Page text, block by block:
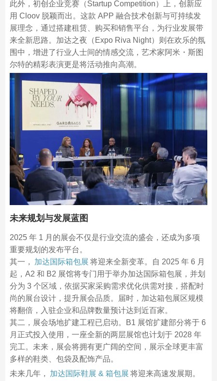
此外，初创企业竞赛（Startup Competition）上，创新应
用 Cloov 脱颖而出。这款 APP 融合技术创新与可持续发
展理念，通过搭建租赁、购买和销售平台，为行业发展带
来全新思路。加达之夜（Expo Riva Night）则在欢乐的氛
围中，增进了行业人士间的情感交流，艺术家阿米・斯图
尔特的精彩表演更是将活动推向高潮。
未来规划与发展蓝图
2025 年 1 月的展会不仅是行业交流的盛会，还成为多项
重要规划的发布平台。
其一，
加达国际箱包展 将迎来全新变革。自 2025 年 6 月
起，A2 和 B2 展馆将专门用于举办加达国际箱包展，并划
分为 3 个区域，依据买家采购需求优化供需对接，搭配时
尚的展台设计，提升展会品质。届时，加达箱包展区规模
将翻倍，入驻企业和品牌数量预计达到近百家。
其二，展会场地扩建工程已启动。B1 展馆扩建部分将于 6
月正式投入使用，一座全新的两层展馆也计划于 2028 年
完工。未来，展会将拥有更广阔的空间，展示全球更丰富
多样的鞋类、包袋及配饰产品。
未来几年，
加达国际鞋展 & 箱包展 将迎来高速发展期。